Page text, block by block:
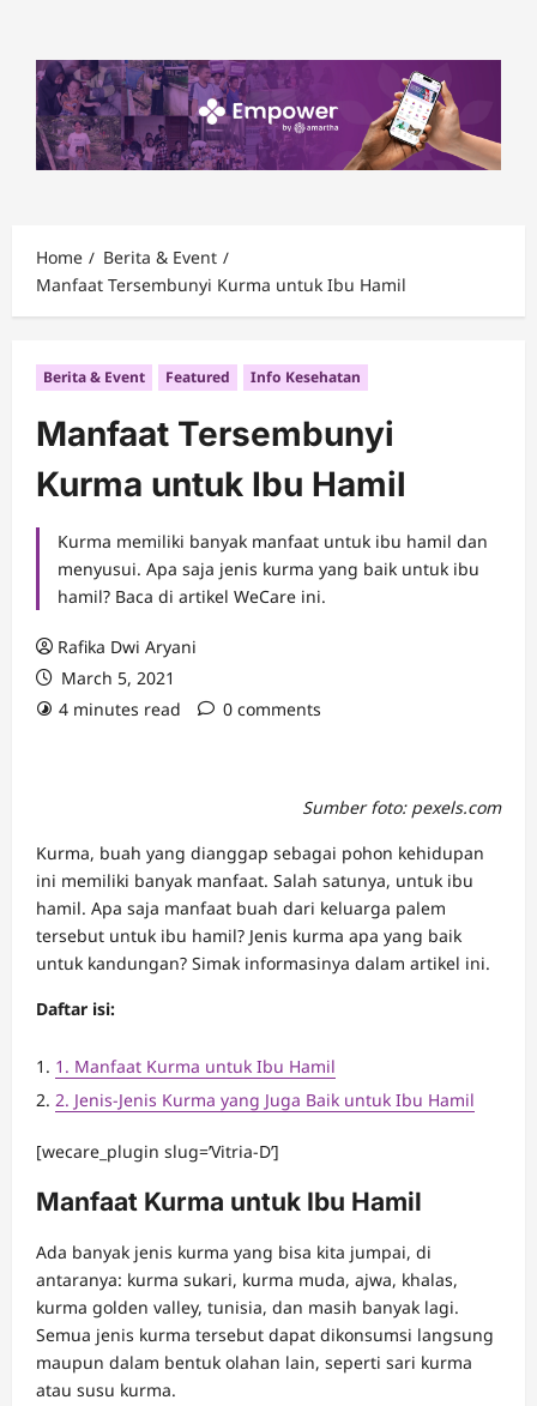
content
Home
Berita & Event
Manfaat Tersembunyi Kurma untuk Ibu Hamil
Berita & Event Featured Info Kesehatan
Manfaat Tersembunyi
Kurma untuk Ibu Hamil
Kurma memiliki banyak manfaat untuk ibu hamil dan
menyusui. Apa saja jenis kurma yang baik untuk ibu
hamil? Baca di artikel WeCare ini.
Rafika Dwi Aryani
March 5, 2021
4 minutes read
0 comments
Sumber foto: pexels.com
Kurma, buah yang dianggap sebagai pohon kehidupan
ini memiliki banyak manfaat. Salah satunya, untuk ibu
hamil. Apa saja manfaat buah dari keluarga palem
tersebut untuk ibu hamil? Jenis kurma apa yang baik
untuk kandungan? Simak informasinya dalam artikel ini.
Daftar isi:
1. Manfaat Kurma untuk Ibu Hamil
2. Jenis-Jenis Kurma yang Juga Baik untuk Ibu Hamil
[wecare_plugin slug=’Vitria-D’]
Manfaat Kurma untuk Ibu Hamil
Ada banyak jenis kurma yang bisa kita jumpai, di
antaranya: kurma sukari, kurma muda, ajwa, khalas,
kurma golden valley, tunisia, dan masih banyak lagi.
Semua jenis kurma tersebut dapat dikonsumsi langsung
maupun dalam bentuk olahan lain, seperti sari kurma
atau susu kurma.